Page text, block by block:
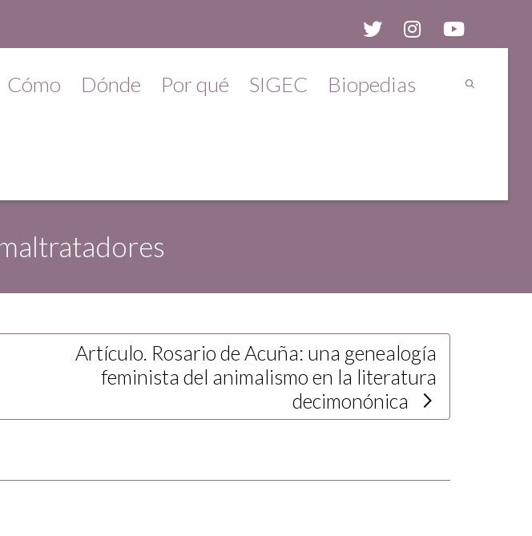
Cómo Dónde Por qué SIGEC Biopedias
Artículo. Rosario de Acuña: una genealogía
feminista del animalismo en la literatura
decimonónica